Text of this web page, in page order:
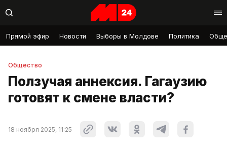
Прямой эфир Новости Выборы в Молдове Политика
Общество
Ползучая аннексия. Гагаузию
готовят к смене власти?
18 ноября 2025, 11:25